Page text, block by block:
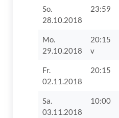
So.
28.10.2018
23:59
Mo.
29.10.2018
20:15
v
Fr.
02.11.2018
20:15
Sa.
03.11.2018
10:00